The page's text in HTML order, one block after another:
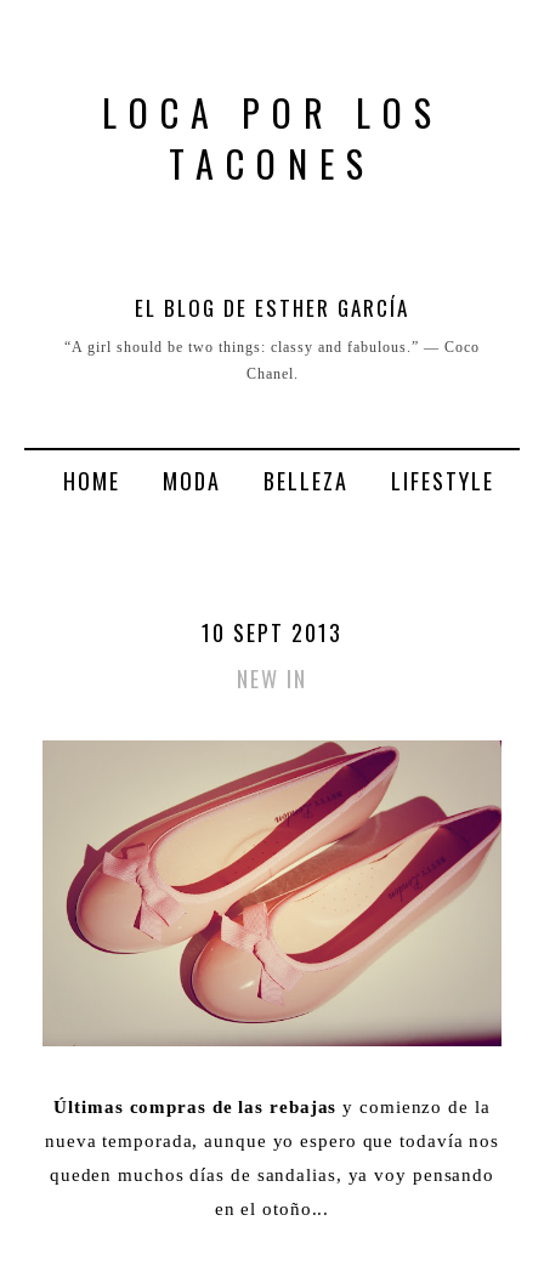
LOCA POR LOS
TACONES
EL BLOG DE ESTHER GARCÍA
“A girl should be two things: classy and fabulous.” ― Coco
Chanel.
HOME MODA BELLEZA LIFESTYLE
10 SEPT 2013
NEW IN
Últimas compras de las rebajasy comienzo de la
nueva temporada, aunque yo espero que todavía nos
queden muchos días de sandalias, ya voy pensando
en el otoño...